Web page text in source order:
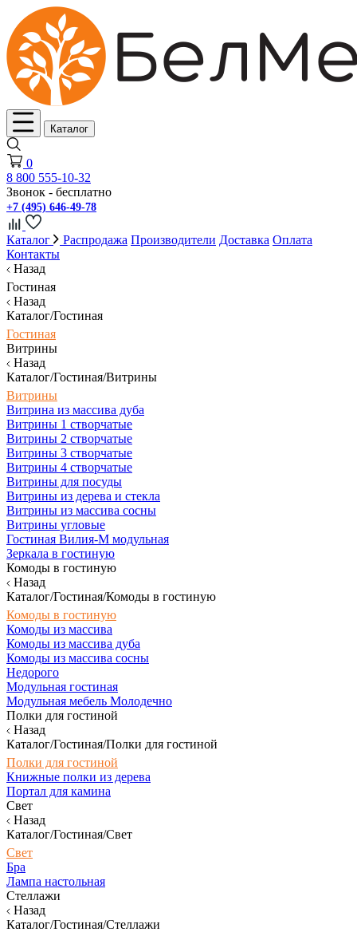
Каталог
0
8 800 555-10-32
Звонок - бесплатно
+7 (495) 646-49-78
Каталог Распродажа Производители Доставка Оплата
Контакты
Назад
Гостиная
Назад
Каталог/Гостиная
Гостиная
Витрины
Назад
Каталог/Гостиная/Витрины
Витрины
Витрина из массива дуба
Витрины 1 створчатые
Витрины 2 створчатые
Витрины 3 створчатые
Витрины 4 створчатые
Витрины для посуды
Витрины из дерева и стекла
Витрины из массива сосны
Витрины угловые
Гостиная Вилия-М модульная
Зеркала в гостиную
Комоды в гостиную
Назад
Каталог/Гостиная/Комоды в гостиную
Комоды в гостиную
Комоды из массива
Комоды из массива дуба
Комоды из массива сосны
Недорого
Модульная гостиная
Модульная мебель Молодечно
Полки для гостиной
Назад
Каталог/Гостиная/Полки для гостиной
Полки для гостиной
Книжные полки из дерева
Портал для камина
Свет
Назад
Каталог/Гостиная/Свет
Свет
Бра
Лампа настольная
Стеллажи
Назад
Каталог/Гостиная/Стеллажи